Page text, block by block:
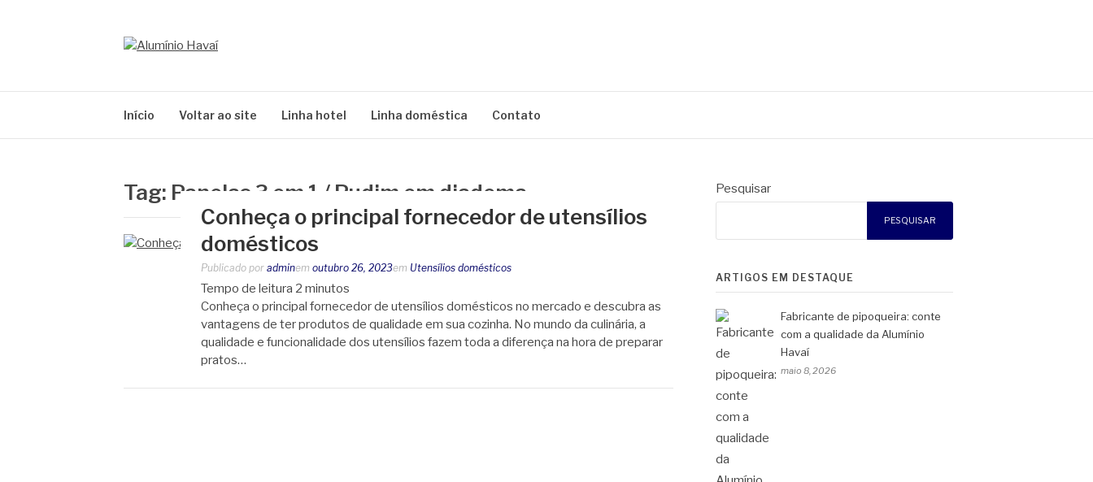
Início Voltar ao site Linha hotel Linha doméstica Contato
Tag: Panelas 3 em 1 / Pudim em diadema
Conheça o principal fornecedor de utensílios
domésticos
Publicado por adminem outubro 26, 2023em Utensílios domésticos
Tempo de leitura 2 minutos
Conheça o principal fornecedor de utensílios domésticos no mercado e descubra as
vantagens de ter produtos de qualidade em sua cozinha. No mundo da culinária, a
qualidade e funcionalidade dos utensílios fazem toda a diferença na hora de preparar
pratos…
Pesquisar
PESQUISAR
ARTIGOS EM DESTAQUE
Fabricante de pipoqueira: conte
com a qualidade da Alumínio
Havaí
maio 8, 2026